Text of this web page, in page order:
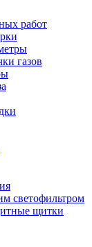
работ
газов
светофильтром
щитки